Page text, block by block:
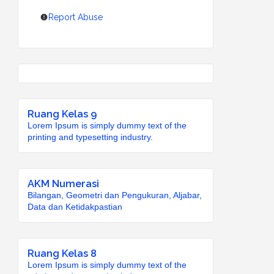
Report Abuse
Ruang Kelas 9
Lorem Ipsum is simply dummy text of the
printing and typesetting industry.
AKM Numerasi
Bilangan, Geometri dan Pengukuran, Aljabar,
Data dan Ketidakpastian
Ruang Kelas 8
Lorem Ipsum is simply dummy text of the